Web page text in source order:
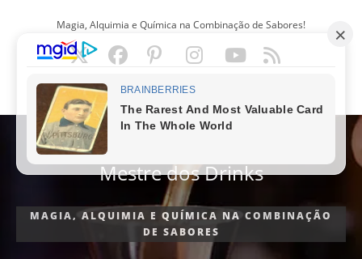
Magia, Alquimia e Química na Combinação de Sabores!
PORTUGUÊS
Mestre dos Drinks
MAGIA, ALQUIMIA E QUÍMICA NA COMBINAÇÃO
DE SABORES